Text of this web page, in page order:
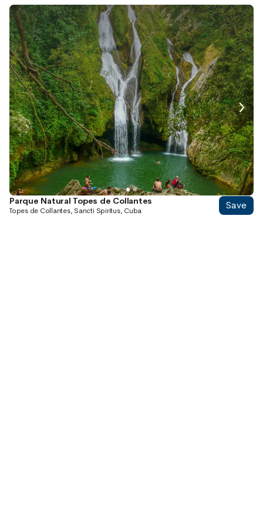
Parque Natural Topes de Collantes
Topes de Collantes, Sancti Spiritus, Cuba Save